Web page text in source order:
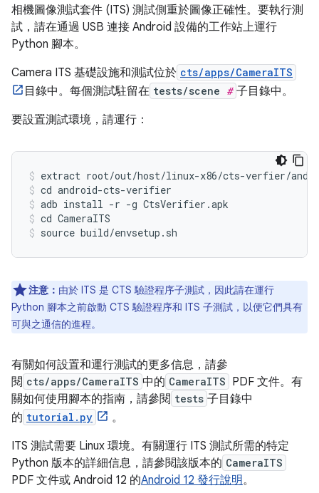
相機圖像測試套件 (ITS) 測試側重於圖像正確性。要執行測
試，請在通過 USB 連接 Android 設備的工作站上運行
Python 腳本。
Camera ITS 基礎設施和測試位於 cts/apps/CameraITS
目錄中。每個測試駐留在 tests/scene # 子目錄中。
要設置測試環境，請運行：
extract root/out/host/linux-x86/cts-verfier/
cd android-cts-verifier
adb install -r -g CtsVerifier.apk
cd CameraITS
source build/envsetup.sh
注意： 由於 ITS 是 CTS 驗證程序子測試，因此請在運行
Python 腳本之前啟動 CTS 驗證程序和 ITS 子測試，以便它們具有
可與之通信的進程。
有關如何設置和運行測試的更多信息，請參
閱 cts/apps/CameraITS 中的 CameraITS PDF 文件。有
關如何使用腳本的指南，請參閱 tests 子目錄中
的 tutorial.py
。
ITS 測試需要 Linux 環境。有關運行 ITS 測試所需的特定
Python 版本的詳細信息，請參閱該版本的 CameraITS
PDF 文件或 Android 12 的Android 12 發行說明。